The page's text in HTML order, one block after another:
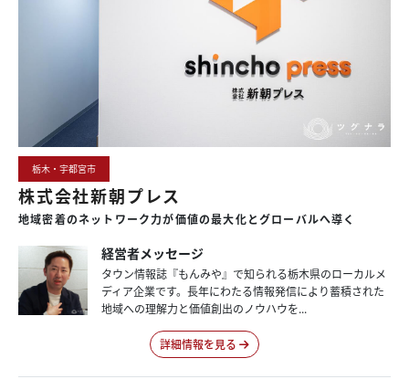
栃木・宇都宮市
株式会社新朝プレス
地域密着のネットワーク力が価値の最大化とグローバルへ導く
経営者メッセージ
タウン情報誌『もんみや』で知られる栃木県のローカルメ
ディア企業です。長年にわたる情報発信により蓄積された
地域への理解力と価値創出のノウハウを...
詳細情報を見る